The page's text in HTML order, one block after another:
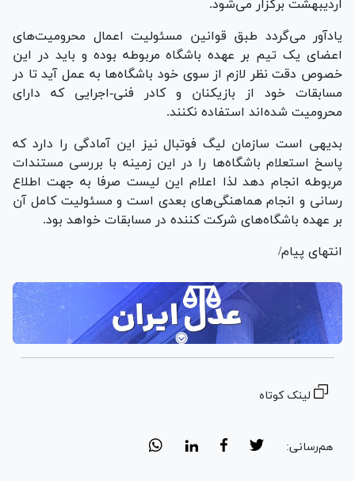
اردیبهشت برگزار می‌شود.
یادآور می‌گردد طبق قوانین مسئولیت اعمال محرومیت‌های
اعضای یک تیم بر عهده باشگاه مربوطه بوده و باید در این
خصوص دقت نظر لازم از سوی خود باشگاه‌ها به عمل آید تا در
مسابقات خود از بازیکنان و کادر فنی-اجرایی که دارای
محرومیت شده‌اند استفاده نکنند.
بدیهی است سازمان لیگ فوتبال نیز این آمادگی را دارد که
پاسخ استعلام باشگاه‌ها را در این زمینه با بررسی مستندات
مربوطه انجام دهد لذا اعلام این لیست صرفا به جهت اطلاع
رسانی و انجام هماهنگی‌های بعدی است و مسئولیت کامل آن
بر عهده باشگاه‌های شرکت کننده در مسابقات خواهد بود.
انتهای پیام/
لینک کوتاه
هم‌رسانی: